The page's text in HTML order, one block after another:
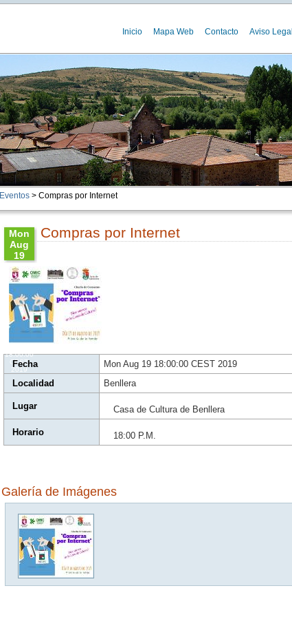
Inicio Mapa Web Contacto Aviso Legal
Eventos> Compras por Internet
Mon
Aug
19
18:00:00
CEST
2019
Mon
Aug 19
18:00:00
CEST
2019
18:00:00
CEST
2019
Compras por Internet
Fecha
Mon Aug 19 18:00:00 CEST 2019
Localidad
Benllera
Lugar Casa de Cultura de Benllera
Horario 18:00 P.M.
Galería de Imágenes